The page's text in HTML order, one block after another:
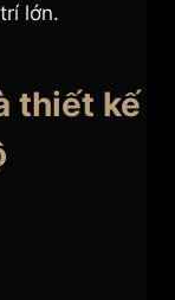
lớn.
thiết kế